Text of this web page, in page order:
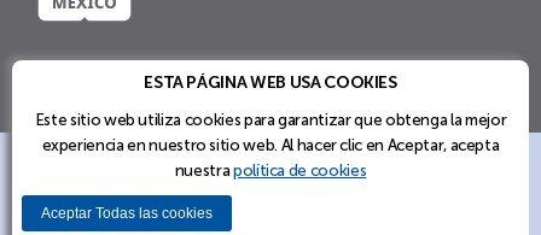
ESTA PÁGINA WEB USA COOKIES
Este sitio web utiliza cookies para garantizar que obtenga la mejor
experiencia en nuestro sitio web. Al hacer clic en Aceptar, acepta
nuestrapolítica de cookies
Aceptar Todas las cookies
Condiciones
Política
de
cookies
Soluciones de Mobiliario y Sistemas de
Almacenamiento de PM STEELE®